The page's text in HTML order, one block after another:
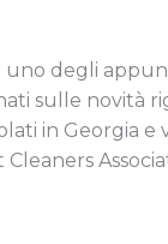
uno degli
sulle novità
in Georgia e